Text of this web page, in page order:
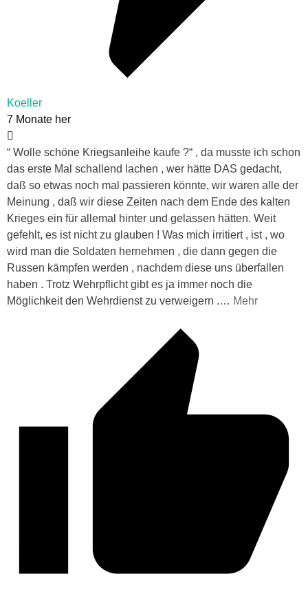
Koeller
7 Monate her
“ Wolle schöne Kriegsanleihe kaufe ?“ , da musste ich schon
das erste Mal schallend lachen , wer hätte DAS gedacht,
daß so etwas noch mal passieren könnte, wir waren alle der
Meinung , daß wir diese Zeiten nach dem Ende des kalten
Krieges ein für allemal hinter und gelassen hätten. Weit
gefehlt, es ist nicht zu glauben ! Was mich irritiert , ist , wo
wird man die Soldaten hernehmen , die dann gegen die
Russen kämpfen werden , nachdem diese uns überfallen
haben . Trotz Wehrpflicht gibt es ja immer noch die
Möglichkeit den Wehrdienst zu verweigern .… Mehr